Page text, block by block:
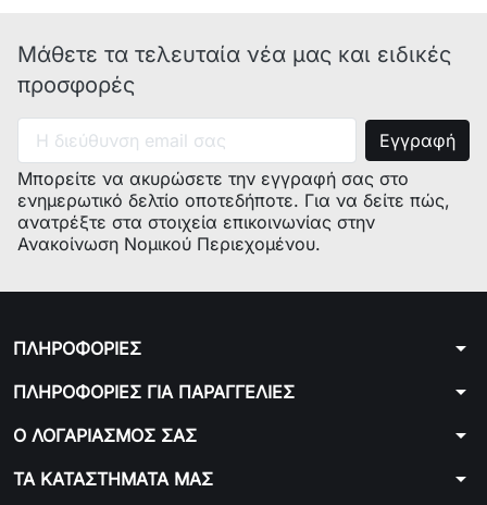
Μάθετε τα τελευταία νέα μας και ειδικές
προσφορές
Μπορείτε να ακυρώσετε την εγγραφή σας στο
ενημερωτικό δελτίο οποτεδήποτε. Για να δείτε πώς,
ανατρέξτε στα στοιχεία επικοινωνίας στην
Ανακοίνωση Νομικού Περιεχομένου.
ΠΛΗΡΟΦΟΡΙΕΣ arrow_drop_down
ΠΛΗΡΟΦΟΡΙΕΣ ΓΙΑ ΠΑΡΑΓΓΕΛΙΕΣ arrow_drop_down
Ο ΛΟΓΑΡΙΑΣΜΟΣ ΣΑΣ arrow_drop_down
ΤΑ ΚΑΤΑΣΤΗΜΑΤΑ ΜΑΣ arrow_drop_down